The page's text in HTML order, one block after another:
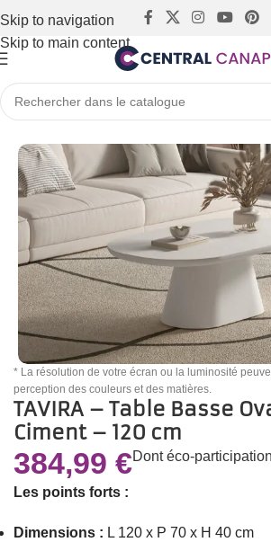
Skip to navigation
Skip to main content
Accueil Tables Tables Basses
* La résolution de votre écran ou la luminosité
perception des couleurs et des matières.
TAVIRA – Table Basse
Ciment – 120 cm
384,99 €Dont éco-participation
Les points forts :
Dimensions : L 120 x P 70 x H 40 cm